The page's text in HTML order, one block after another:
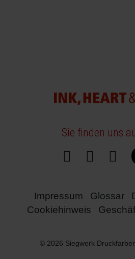
Sie finden uns
Impressum Glossar
Cookiehinweis
© 2026 Siegwerk